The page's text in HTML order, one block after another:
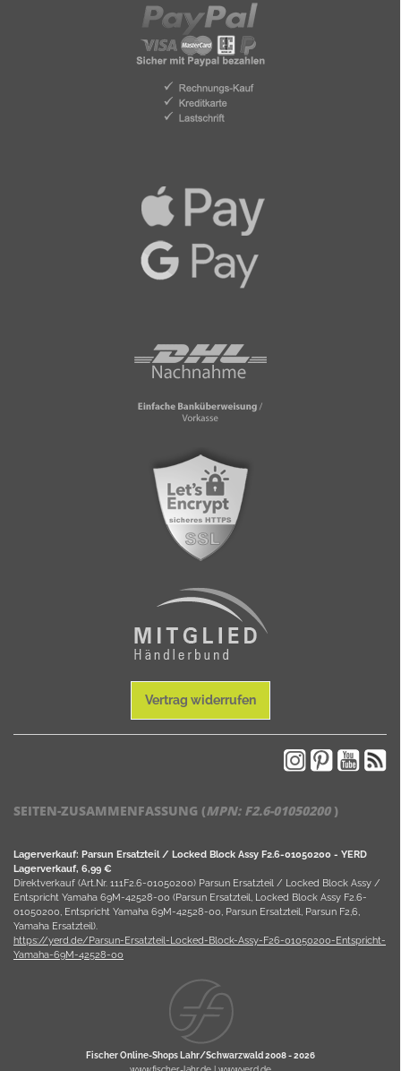
Vertrag widerrufen
SEITEN-ZUSAMMENFASSUNG (MPN: F2.6-01050200)
Lagerverkauf: Parsun Ersatzteil / Locked Block Assy F2.6-01050200 - YERD
Lagerverkauf, 6,99 €
Direktverkauf (Art.Nr. 111F2.6-01050200) Parsun Ersatzteil / Locked Block Assy /
Entspricht Yamaha 69M-42528-00 (Parsun Ersatzteil, Locked Block Assy F2.6-
01050200, Entspricht Yamaha 69M-42528-00, Parsun Ersatzteil, Parsun F2,6,
Yamaha Ersatzteil).
https://yerd.de/Parsun-Ersatzteil-Locked-Block-Assy-F26-01050200-Entspricht-
Yamaha-69M-42528-00
Fischer Online-Shops Lahr/Schwarzwald 2008 -2026